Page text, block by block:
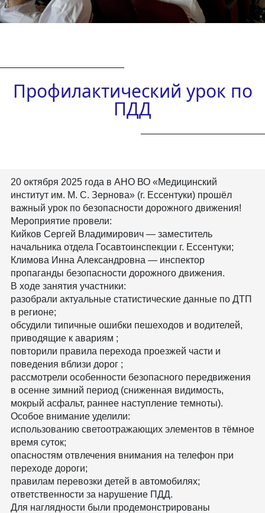
Профилактический урок по
ПДД
20 октября 2025 года в АНО ВО «Медицинский
институт им. М. С. Зернова» (г. Ессентуки) прошёл
важный урок по безопасности дорожного движения!
Мероприятие провели:
Кийков Сергей Владимирович — заместитель
начальника отдела Госавтоинспекции г. Ессентуки;
Климова Инна Александровна — инспектор
пропаганды безопасности дорожного движения.
В ходе занятия участники:
разобрали актуальные статистические данные по ДТП
в регионе;
обсудили типичные ошибки пешеходов и водителей,
приводящие к авариям ;
повторили правила перехода проезжей части и
поведения вблизи дорог ;
рассмотрели особенности безопасного передвижения
в осенне зимний период (сниженная видимость,
мокрый асфальт, раннее наступление темноты).
Особое внимание уделили:
использованию светоотражающих элементов в тёмное
время суток;
опасностям отвлечения внимания на телефон при
переходе дороги;
правилам перевозки детей в автомобилях;
ответственности за нарушение ПДД.
Для наглядности были продемонстрированы